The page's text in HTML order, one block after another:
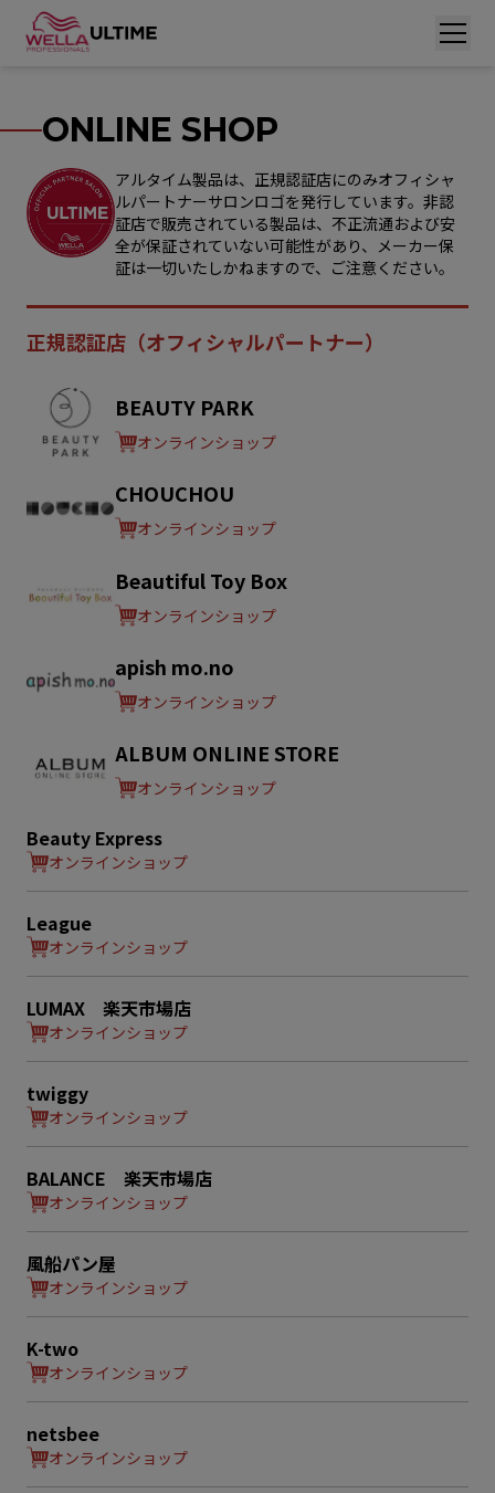
ONLINE SHOP
アルタイム製品は、正規認証店にのみオフィシャ
ルパートナーサロンロゴを発行しています。 非認
証店で販売されている製品は、不正流通および安
全が保証されていない可能性があり、 メーカー保
証は一切いたしかねますので、ご注意ください。
正規認証店（オフィシャルパートナー）
BEAUTY PARK
オンラインショップ
CHOUCHOU
オンラインショップ
Beautiful Toy Box
オンラインショップ
apish mo.no
オンラインショップ
ALBUM ONLINE STORE
オンラインショップ
Beauty Express
オンラインショップ
League
オンラインショップ
LUMAX 楽天市場店
オンラインショップ
twiggy
オンラインショップ
BALANCE 楽天市場店
オンラインショップ
風船パン屋
オンラインショップ
K-two
オンラインショップ
netsbee
オンラインショップ